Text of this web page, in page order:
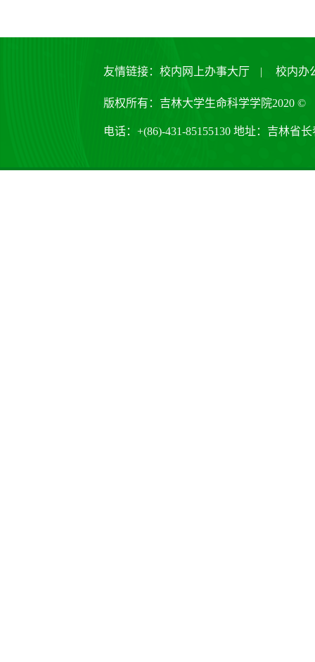
友情链接： 校内网上办事大厅 | 校内办
版权所有：吉林大学生命科学学院2020 ©
电话：+(86)-431-85155130 地址：吉林省